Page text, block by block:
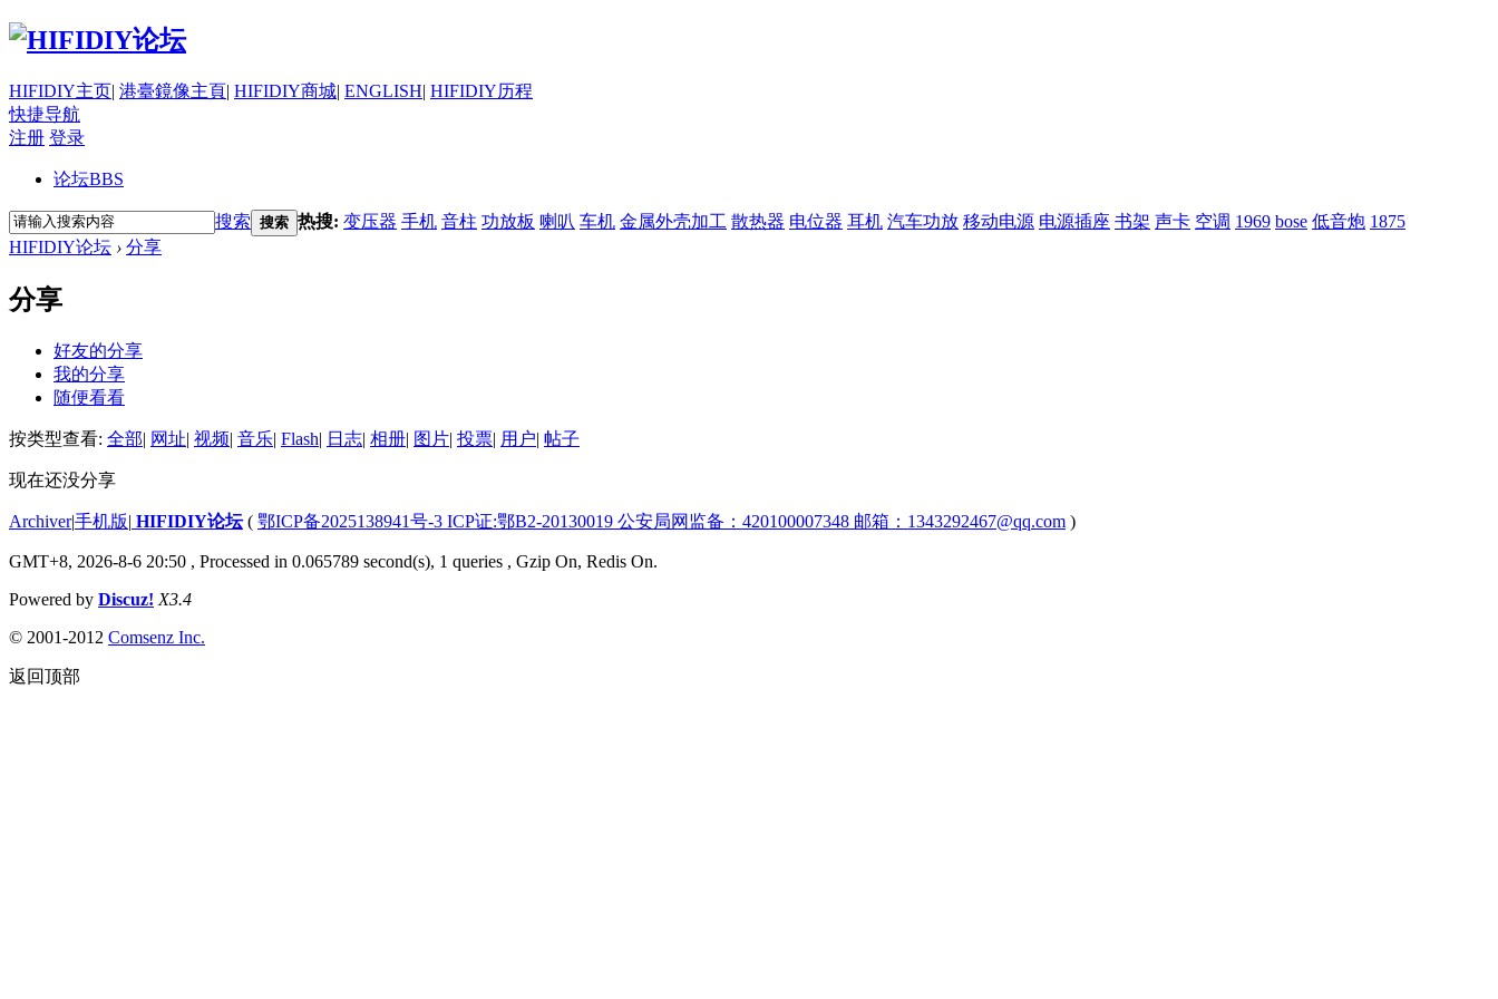
HIFIDIY主页| 港臺鏡像主頁| HIFIDIY商城| ENGLISH| HIFIDIY历程
快捷导航
注册 登录
论坛BBS
搜索 搜索 热搜: 变压器 手机 音柱 功放板 喇叭 车机 金属外壳加工 散热器 电位器 耳机 汽车功放 移动电源 电源插座 书架 声卡 空调 1969 bose 低音炮 1875
HIFIDIY论坛 › 分享
分享
好友的分享
我的分享
随便看看
按类型查看: 全部| 网址| 视频| 音乐| Flash| 日志| 相册| 图片| 投票| 用户| 帖子
现在还没分享
Archiver|手机版| HIFIDIY论坛( 鄂ICP备2025138941号-3 ICP证:鄂B2-20130019 公安局网监备：420100007348 邮箱：1343292467@qq.com )
GMT+8, 2026-8-6 20:50 , Processed in 0.065789 second(s), 1 queries , Gzip On, Redis On.
Powered by Discuz! X3.4
© 2001-2012 Comsenz Inc.
返回顶部